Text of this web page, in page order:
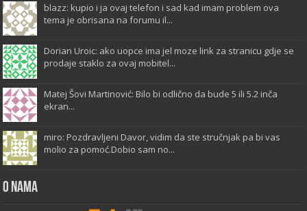
blazz: kupio i ja ovaj telefon i sad kad imam problem ova
tema je obrisana na forumu il...
Dorian Uroic: ako uopce ima jel moze link za stranicu gdje se
prodaje staklo za ovaj mobitel...
Matej Šovi Martinović: Bilo bi odlično da bude 5 ili 5.2 inča
ekran...
miro: Pozdravljeni Davor, vidim da ste stručnjak pa bi vas
molio za pomoć.Dobio sam no...
O Nama